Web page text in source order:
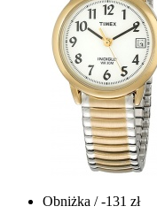
Obniżka / -131 zł